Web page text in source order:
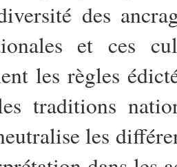
des
et ces
les règles
traditions
les